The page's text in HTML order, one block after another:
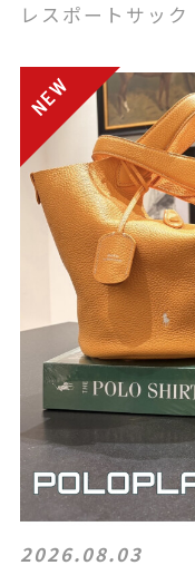
レスポートサック
2026.08.03